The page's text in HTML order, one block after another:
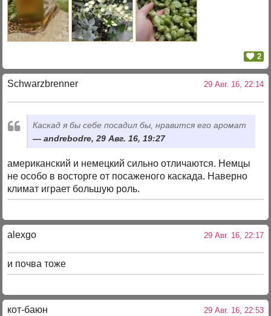
2
Schwarzbrenner 29 Авг. 16, 22:14
Каскад я бы себе посадил бы, нравится его аромат
andrebodre, 29 Авг. 16, 19:27
американский и немецкий сильно отличаются. Немцы
не особо в восторге от посаженого каскада. Наверно
климат играет большую роль.
alexgo 29 Авг. 16, 22:17
и почва тоже
кот-баюн 29 Авг. 16, 22:53